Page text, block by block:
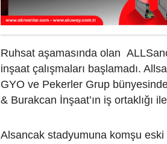
Ruhsat aşamasında olan
inşaat çalışmaları başlamadı.
GYO ve Pekerler Grup
& Burakcan İnşaat’ın iş ortaklığı
Alsancak stadyumuna komşu eski